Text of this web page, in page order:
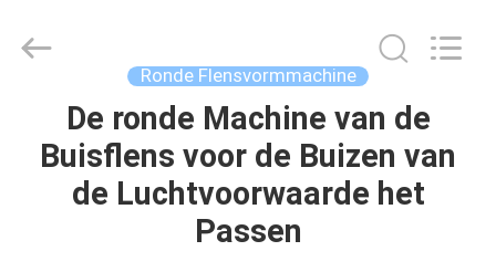
THUIS
PRODUCTEN
AIVA
MACHINERY
Ronde Flensvormmachine
De ronde Machine van de
Buisflens voor de Buizen van
de Luchtvoorwaarde het
Passen